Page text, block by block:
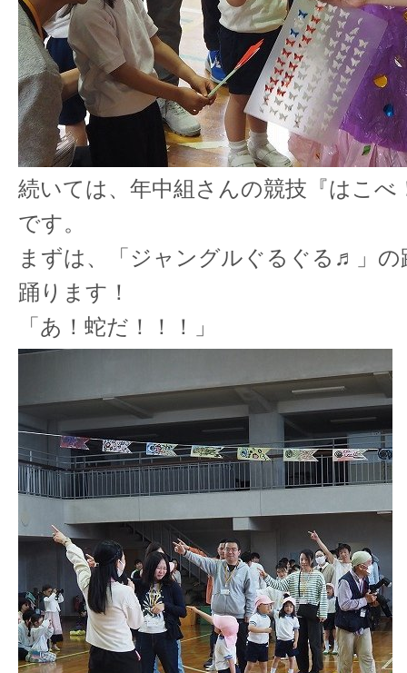
続いては、年中組さんの競技『はこべ
です。
まずは、「ジャングルぐるぐる♬」
踊ります！
「あ！蛇だ！！！」